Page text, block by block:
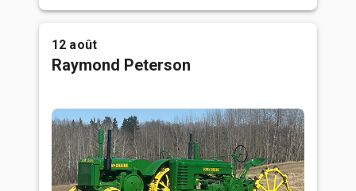
12 août
Raymond Peterson